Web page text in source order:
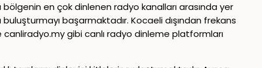
en çok dinlenen radyo kanalları arasında yer
başarmaktadır. Kocaeli dışından frekans
gibi canlı radyo dinleme platformları